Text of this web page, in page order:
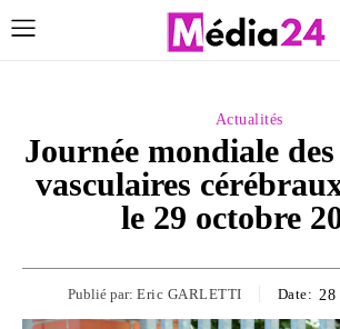
Actualités
Journée mondiale
vasculaires
le 29 octobre
Publié par: Eric GARLETTI Date: 28